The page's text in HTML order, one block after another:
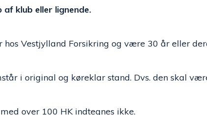
klub eller lignende.
Vestjylland Forsikring og være 30 år eller
i original og køreklar stand. Dvs. den skal
over 100 HK indtegnes ikke.